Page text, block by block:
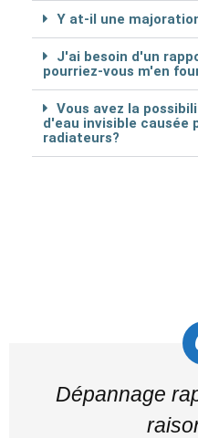
Y at-il une
J'ai besoin d'un
pourriez-vous m'en
Vous avez la
d'eau invisible causée
radiateurs?
Dépannage